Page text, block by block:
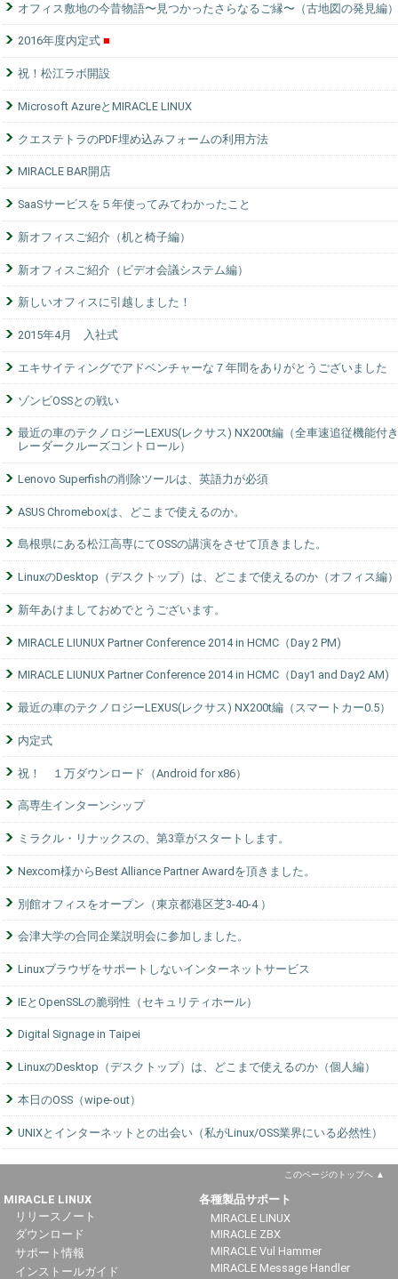
オフィス敷地の今昔物語〜見つかったさらなるご縁〜（古地図の発見編）
2016年度内定式
祝！松江ラボ開設
Microsoft AzureとMIRACLE LINUX
クエステトラのPDF埋め込みフォームの利用方法
MIRACLE BAR開店
SaaSサービスを５年使ってみてわかったこと
新オフィスご紹介（机と椅子編）
新オフィスご紹介（ビデオ会議システム編）
新しいオフィスに引越しました！
2015年4月 入社式
エキサイティングでアドベンチャーな７年間をありがとうございました
ゾンビOSSとの戦い
最近の車のテクノロジーLEXUS(レクサス) NX200t編（全車速追従機能付き
レーダークルーズコントロール）
Lenovo Superfishの削除ツールは、英語力が必須
ASUS Chromeboxは、どこまで使えるのか。
島根県にある松江高専にてOSSの講演をさせて頂きました。
LinuxのDesktop（デスクトップ）は、どこまで使えるのか（オフィス編）
新年あけましておめでとうございます。
MIRACLE LIUNUX Partner Conference 2014 in HCMC（Day 2 PM)
MIRACLE LIUNUX Partner Conference 2014 in HCMC（Day1 and Day2 AM)
最近の車のテクノロジーLEXUS(レクサス) NX200t編（スマートカー0.5）
内定式
祝！ １万ダウンロード（Android for x86）
高専生インターンシップ
ミラクル・リナックスの、第3章がスタートします。
Nexcom様からBest Alliance Partner Awardを頂きました。
別館オフィスをオープン（東京都港区芝3-40-4 ）
会津大学の合同企業説明会に参加しました。
Linuxブラウザをサポートしないインターネットサービス
IEとOpenSSLの脆弱性（セキュリティホール）
Digital Signage in Taipei
LinuxのDesktop（デスクトップ）は、どこまで使えるのか（個人編）
本日のOSS（wipe-out）
UNIXとインターネットとの出会い（私がLinux/OSS業界にいる必然性）
このページのトップへ
MIRACLE LINUX
リリースノート
ダウンロード
サポート情報
インストールガイド
各種製品サポート
MIRACLE LINUX
MIRACLE ZBX
MIRACLE Vul Hammer
MIRACLE Message Handler